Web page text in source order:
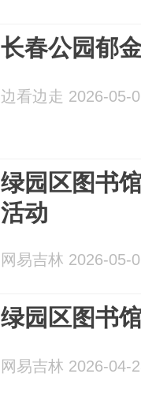
长春公园郁
边看边走 2026-05-
绿园区图书
活动
网易吉林 2026-05-
绿园区图书
网易吉林 2026-04-